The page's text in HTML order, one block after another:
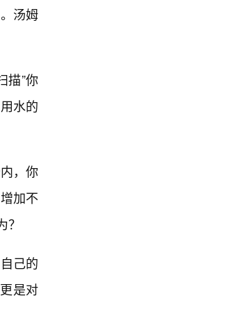
汤姆
描”你
水的
，你
加不
己的
是对